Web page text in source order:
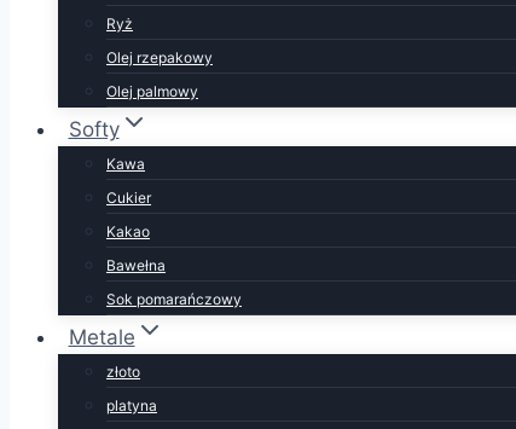
Ryż
Olej rzepakowy
Olej palmowy
Softy
Kawa
Cukier
Kakao
Bawełna
Sok pomarańczowy
Metale
złoto
platyna